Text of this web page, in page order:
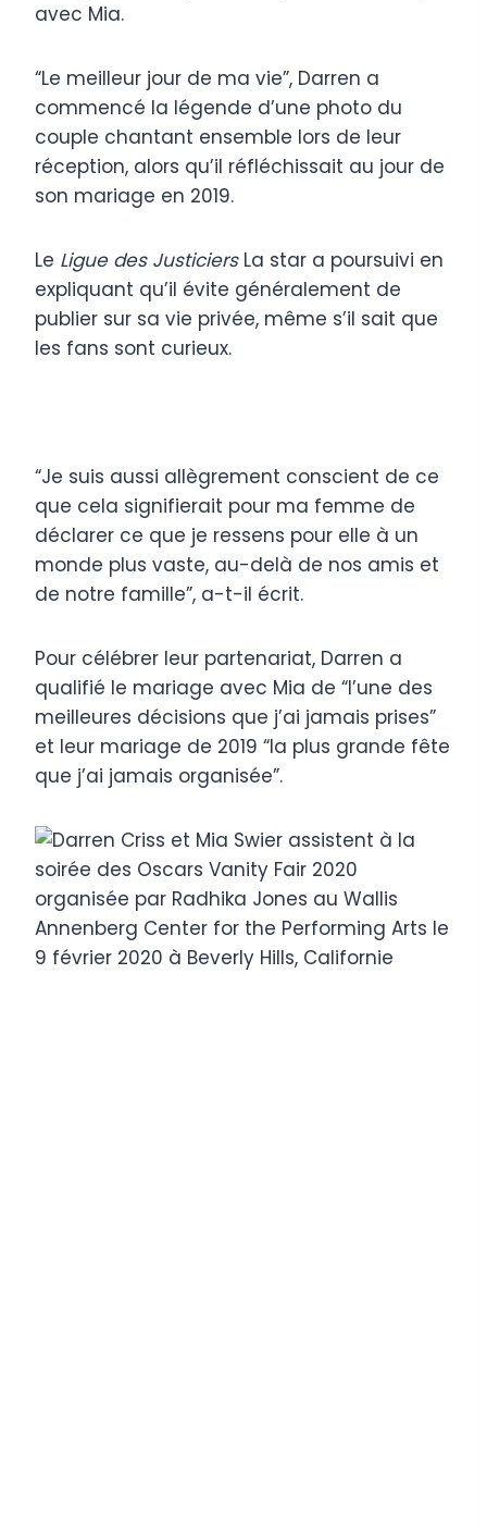
avec Mia.
“Le meilleur jour de ma vie”, Darren a
commencé la légende d’une photo du
couple chantant ensemble lors de leur
réception, alors qu’il réfléchissait au jour de
son mariage en 2019.
Le Ligue des Justiciers La star a poursuivi en
expliquant qu’il évite généralement de
publier sur sa vie privée, même s’il sait que
les fans sont curieux.
“Je suis aussi allègrement conscient de ce
que cela signifierait pour ma femme de
déclarer ce que je ressens pour elle à un
monde plus vaste, au-delà de nos amis et
de notre famille”, a-t-il écrit.
Pour célébrer leur partenariat, Darren a
qualifié le mariage avec Mia de “l’une des
meilleures décisions que j’ai jamais prises”
et leur mariage de 2019 “la plus grande fête
que j’ai jamais organisée”.